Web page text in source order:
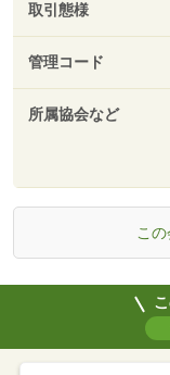
取引態様
管理コード
所属協会など
こ